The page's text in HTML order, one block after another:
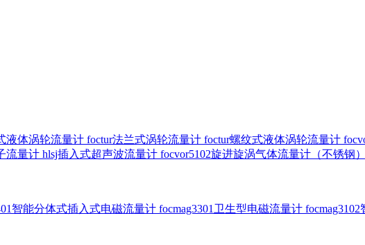
液体涡轮流量计 foctur法兰式涡轮流量计 foctur螺纹式液体涡轮流量计
流量计 hlsj插入式超声波流量计 focvor5102旋进旋涡气体流量计（不锈钢）
智能分体式插入式电磁流量计 focmag3301卫生型电磁流量计